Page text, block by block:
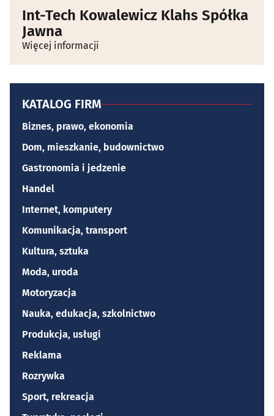
Int-Tech Kowalewicz Klahs Spółka
Jawna
Więcej informacji
KATALOG FIRM
Biznes, prawo, ekonomia
Dom, mieszkanie, budownictwo
Gastronomia i jedzenie
Handel
Internet, komputery
Komunikacja, transport
Kultura, sztuka
Moda, uroda
Motoryzacja
Nauka, edukacja, szkolnictwo
Produkcja, usługi
Reklama
Rozrywka
Sport, rekreacja